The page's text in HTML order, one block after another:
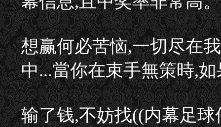
想赢何必苦恼,一切尽在
中...當你在束手無策時,
输了钱,不妨找((内幕足